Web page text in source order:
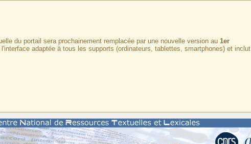
du portail sera prochainement remplacée par une nouvelle version au 1er
adaptée à tous les supports (ordinateurs, tablettes, smartphones) et inclut